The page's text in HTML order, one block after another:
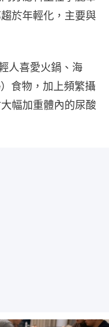
於年輕化，主要與
人喜愛火鍋、海
食物，加上頻繁攝
幅加重體內的尿酸